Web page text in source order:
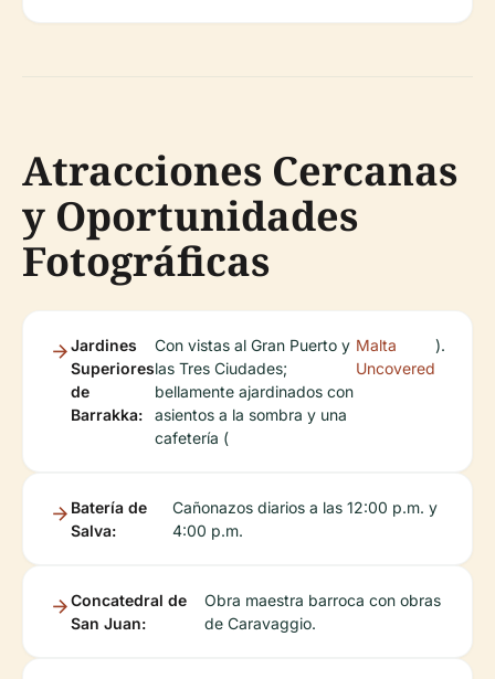
Atracciones Cercanas
y Oportunidades
Fotográficas
Jardines
Superiores
de
Barrakka:
Con vistas al Gran Puerto y
las Tres Ciudades;
bellamente ajardinados con
asientos a la sombra y una
cafetería (
Malta
Uncovered
).
Batería de
Salva:
Cañonazos diarios a las 12:00 p.m. y
4:00 p.m.
Concatedral de
San Juan:
Obra maestra barroca con obras
de Caravaggio.